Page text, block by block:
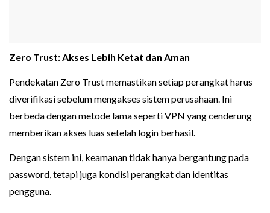
Zero Trust: Akses Lebih Ketat dan Aman
Pendekatan Zero Trust memastikan setiap perangkat harus
diverifikasi sebelum mengakses sistem perusahaan. Ini
berbeda dengan metode lama seperti VPN yang cenderung
memberikan akses luas setelah login berhasil.
Dengan sistem ini, keamanan tidak hanya bergantung pada
password, tetapi juga kondisi perangkat dan identitas
pengguna.